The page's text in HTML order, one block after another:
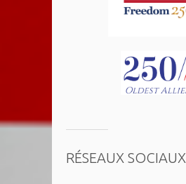
RÉSEAUX SOCIAUX